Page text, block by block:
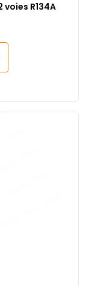
voies R134A